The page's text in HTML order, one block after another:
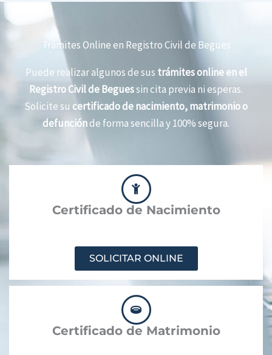
Trámites Online en Registro Civil de Begues
Puede realizar algunos de sus trámites online en el
Registro Civil de Beguessin cita previa ni esperas.
Solicite su certificado de nacimiento, matrimonio o
defunciónde forma sencilla y 100% segura.
Certificado de Nacimiento
SOLICITAR ONLINE
Certificado de Matrimonio